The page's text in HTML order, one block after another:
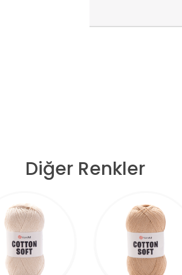
Diğer Renkler